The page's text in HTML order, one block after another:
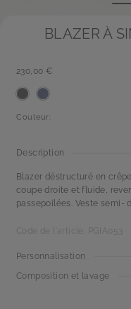
BLAZER À
230,00 €
Couleur:
Description
Blazer déstructuré en
coupe droite et fluide,
passepoilées. Veste semi-
Code de l'article: PGIA053
Personnalisation
Composition et lavage